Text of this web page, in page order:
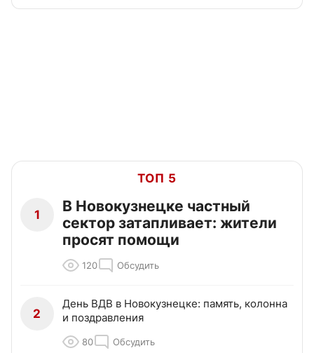
ТОП 5
1
В Новокузнецке частный
сектор затапливает: жители
просят помощи
120 Обсудить
2
День ВДВ в Новокузнецке: память, колонна
и поздравления
80 Обсудить